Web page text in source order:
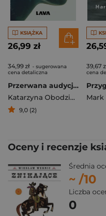
KSIĄŻKA
26,99 zł
34,99 zł - sugerowana
cena detaliczna
Przerwana audycja radiowa
Katarzyna Obodzińska
9,0 (2)
39,67
cena
Mark
Oceny i recenzje
Średnia
~ /10
Liczba
0